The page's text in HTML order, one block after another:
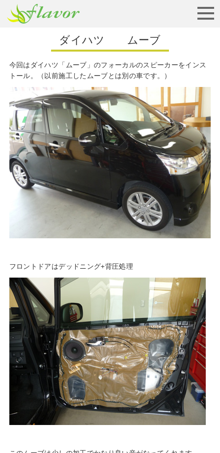
ダイハツ ムーブ
今回はダイハツ「ムーブ」のフォーカルのスピーカーをインス
トール。（以前施工したムーブとは別の車です。）
フロントドアはデッドニング+背圧処理